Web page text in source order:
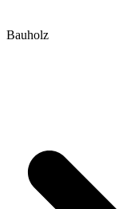
Bauholz